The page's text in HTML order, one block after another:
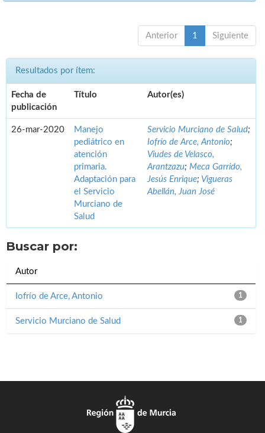
Anterior 1 Siguiente
Resultados por ítem:
Fecha de
publicación
Título Autor(es)
26-mar-2020
Manejo
pediátrico en
atención
primaria.
Adaptación para
el Servicio
Murciano de
Salud
Servicio Murciano de Salud;
Iofrío de Arce, Antonio;
Viudes de Velasco,
Arantzazu; Meca Garrido,
Jesús Enrique; Vigueras
Abellán, Juan José
Buscar por:
Autor
1
Iofrío de Arce, Antonio
1
Servicio Murciano de Salud